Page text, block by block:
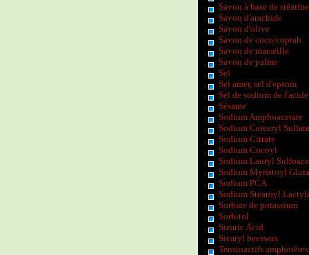
Savon à base de stéarine
Savon d'arachide
Savon d'olive
Savon de coco/coprah
Savon de marseille
Savon de palme
Sel
Sel amer, sel d'epsom
Sel de sodium de
Sésame
Sodium Amphoacetate
Sodium Cetearyl Sulfate
Sodium Citrate
Sodium Cocoyl
Sodium Lauryl
Sodium Myristoyl
Sodium PCA
Sodium Stearoyl
Sorbate de potassium
Sorbitol
Stearic Acid
Stearyl beeswax
Tensioactifs amphotères